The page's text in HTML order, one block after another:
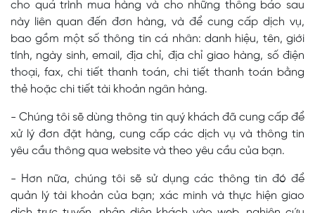
cho quá trình mua hàng và cho những thông báo sau
này liên quan đến đơn hàng, và để cung cấp dịch vụ,
bao gồm một số thông tin cá nhân: danh hiệu, tên, giới
tính, ngày sinh, email, địa chỉ, địa chỉ giao hàng, số điện
thoại, fax, chi tiết thanh toán, chi tiết thanh toán bằng
thẻ hoặc chi tiết tài khoản ngân hàng.
- Chúng tôi sẽ dùng thông tin quý khách đã cung cấp để
xử lý đơn đặt hàng, cung cấp các dịch vụ và thông tin
yêu cầu thông qua website và theo yêu cầu của bạn.
- Hơn nữa, chúng tôi sẽ sử dụng các thông tin đó để
quản lý tài khoản của bạn; xác minh và thực hiện giao